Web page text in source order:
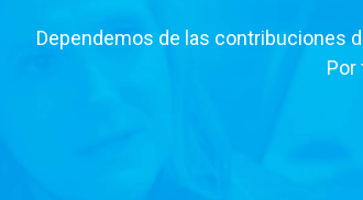
Dependemos de las contribuciones
Por